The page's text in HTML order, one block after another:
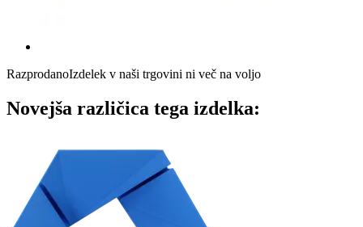
RazprodanoIzdelek v naši trgovini ni več na voljo
Novejša različica tega izdelka: